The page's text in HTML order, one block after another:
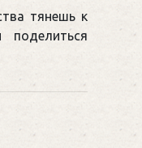
тянешь к